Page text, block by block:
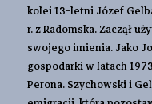
kolei 13-letni Józef
r. z Radomska. Zaczął
swojego imienia. Jako
gospodarki w latach
Perona. Szychowski i